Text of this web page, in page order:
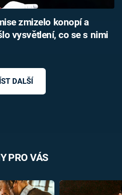
zmizelo konopí a
vysvětlení, co se s nimi
DALŠÍ
PRO VÁS